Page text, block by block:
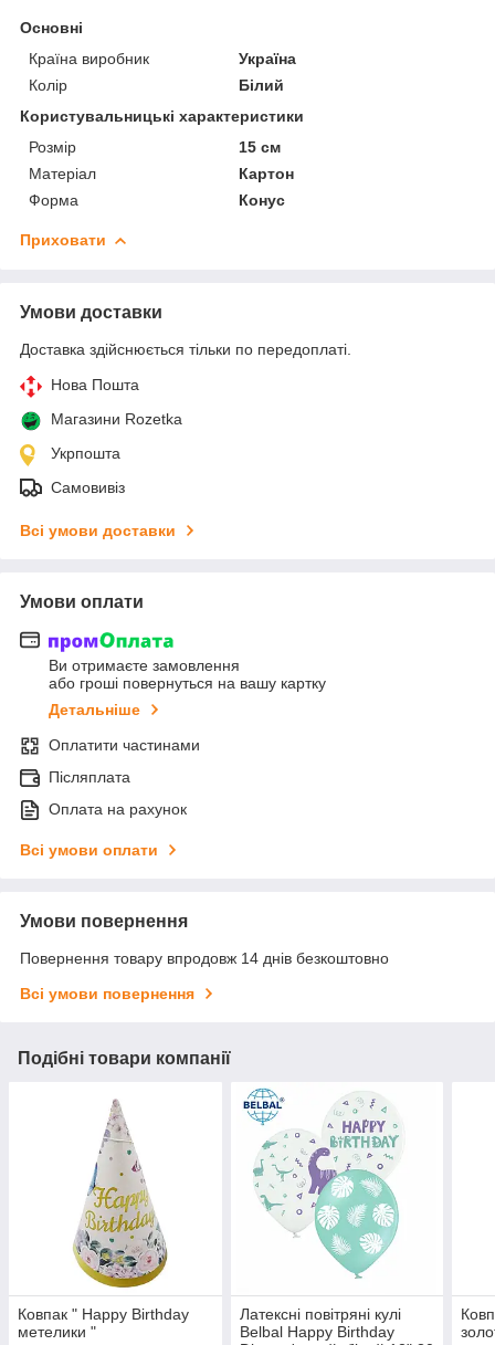
Основні
Країна виробник
Україна
Колір
Білий
Користувальницькі характеристики
Розмір
15 см
Матеріал
Картон
Форма
Конус
Приховати
Умови доставки
Доставка здійснюється тільки по передоплаті.
Нова Пошта
Магазини Rozetka
Укрпошта
Самовивіз
Всі умови доставки
Умови оплати
Ви отримаєте замовлення
або гроші повернуться на вашу картку
Детальніше
Оплатити частинами
Післяплата
Оплата на рахунок
Всі умови оплати
Умови повернення
Повернення товару впродовж 14 днів безкоштовно
Всі умови повернення
Подібні товари компанії
Ковпак " Happy Birthday
метелики "
Латексні повітряні кулі
Belbal Happy Birthday